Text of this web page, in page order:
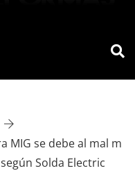
MIG se debe al mal m
Solda Electric